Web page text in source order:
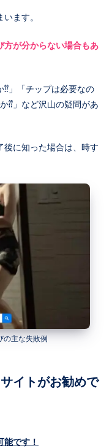
ます。
方が分からない場合もあ
⁇」「チップは必要なの
⁇」など沢山の疑問があ
後に知った場合は、時す
の主な失敗例
イトがお勧めで
です！